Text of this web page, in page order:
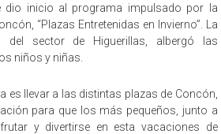
dio inicio al programa impulsado por la
“Plazas Entretenidas en Invierno”. La
del sector de Higuerillas, albergó las
niños y niñas.
es llevar a las distintas plazas de Concón,
para que los más pequeños, junto a
y divertirse en esta vacaciones de